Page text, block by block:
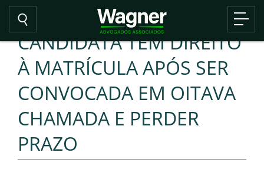
CANDIDATA TEM DIREITO
À MATRÍCULA APÓS SER
CONVOCADA EM OITAVA
CHAMADA E PERDER
PRAZO